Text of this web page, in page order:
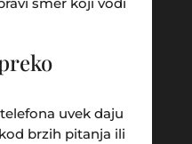
uvek daju
brzih pitanja ili